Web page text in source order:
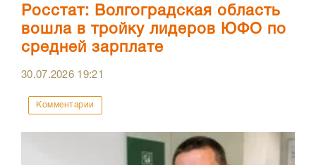
Росстат: Волгоградская область
вошла в тройку лидеров ЮФО по
средней зарплате
30.07.2026 19:21
Комментарии